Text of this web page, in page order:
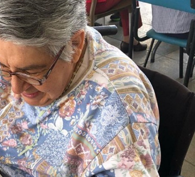
para vivir, fue por la
prácticamente las 24
que proporcionan